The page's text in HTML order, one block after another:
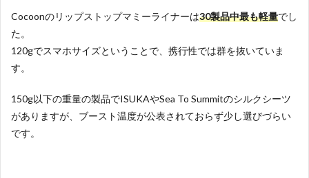
シルク/コットン トラベル
ド
ーパード
Cocoonのリップストップマミーライナーは30製品中最も軽量でし
た。
120gでスマホサイズということで、携行性では群を抜いていま
す。
150g以下の重量の製品でISUKAやSea To Summitのシルクシーツ
がありますが、ブースト温度が公表されておらず少し選びづらい
です。